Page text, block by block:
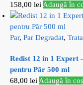
158,00 leiAdaugă în
Par, Par Degradat,
Redist 12 in 1 Expert
pentru Păr 500 ml
68,00 lei Adaugă în coș